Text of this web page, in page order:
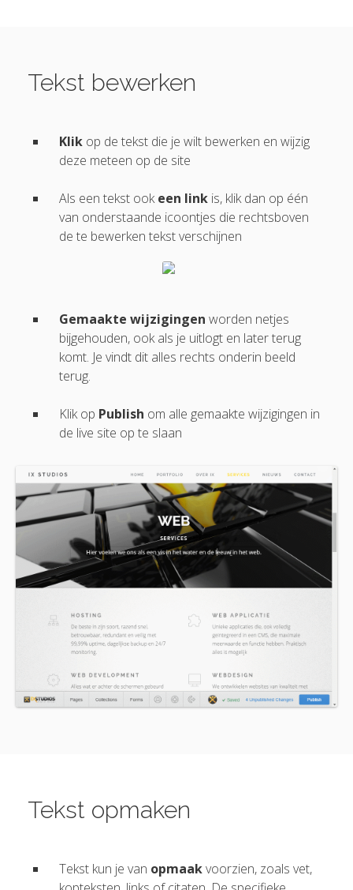
Tekst bewerken
Klik op de tekst die je wilt bewerken en wijzig
deze meteen op de site
Als een tekst ookeen link is, klik dan op één
van onderstaande icoontjes die rechtsboven
de te bewerken tekst verschijnen
Gemaakte wijzigingen worden netjes
bijgehouden, ook als je uitlogt en later terug
komt. Je vindt dit alles rechts onderin beeld
terug.
Klik op Publish om alle gemaakte wijzigingen in
de live site op te slaan
Tekst opmaken
Tekst kun je van opmaakvoorzien, zoals vet,